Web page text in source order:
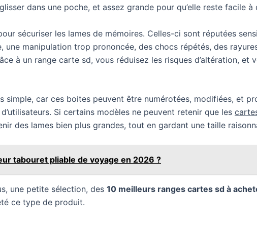
dans une poche, et assez grande pour qu’elle reste facile
sécuriser les lames de mémoires. Celles-ci sont réputées
une manipulation trop prononcée, des chocs répétés, des
à un range carte sd, vous réduisez les risques d’altération,
simple, car ces boites peuvent être numérotées, modifiées, et
Si certains modèles ne peuvent retenir que les
des lames bien plus grandes, tout en gardant une taille
tabouret pliable de voyage en 2026 ?
une petite sélection, des 10 meilleurs ranges cartes sd à
ce type de produit.